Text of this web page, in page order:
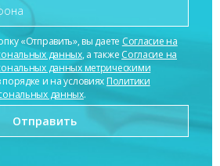
«Отправить», вы даете Согласие на
данных, а также Согласие на
данных метрическими
порядке и на условиях Политики
данных.